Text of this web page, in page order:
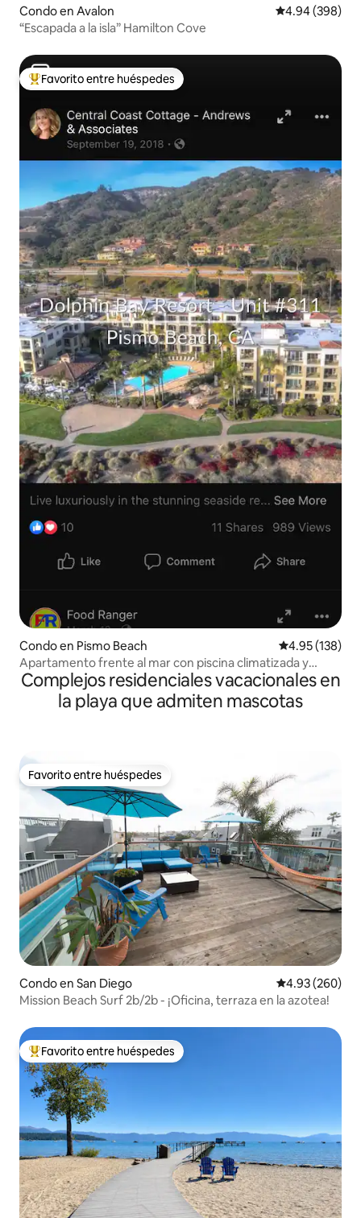
Condo en Avalon Calificación
4.94 (398)
“Escapada a la isla” Hamilton Cove
Favorito entre huéspedes preferido
Favorito entre huéspedes
Condo en Pismo Beach Calificación
4.95 (138)
Apartamento frente al mar con piscina climatizada y
restaurante
Complejos residenciales vacacionales en
la playa que admiten mascotas
Favorito entre huéspedes
Favorito entre huéspedes
Condo en San Diego Calificación
4.93 (260)
Mission Beach Surf 2b/2b - ¡Oficina, terraza en la azotea!
Favorito entre huéspedes preferido
Favorito entre huéspedes